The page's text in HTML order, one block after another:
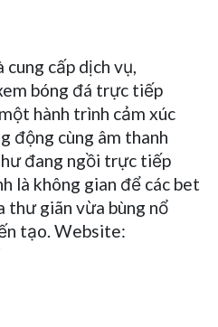
cung cấp dịch vụ,
bóng đá trực tiếp
hành trình cảm xúc
động cùng âm thanh
đang ngồi trực tiếp
là không gian để các bet
thư giãn vừa bùng nổ
tạo. Website: